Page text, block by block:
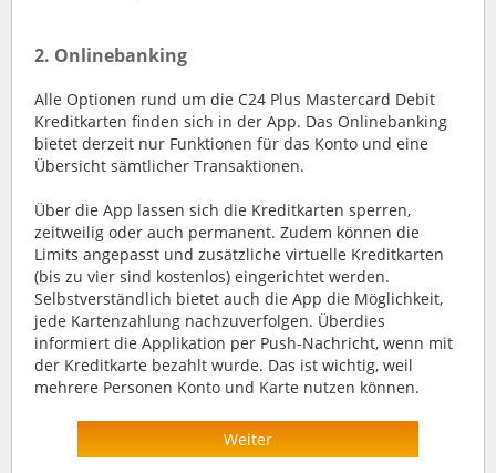
2. Onlinebanking
Alle Optionen rund um die C24 Plus Mastercard Debit
Kreditkarten finden sich in der App. Das Onlinebanking
bietet derzeit nur Funktionen für das Konto und eine
Übersicht sämtlicher Transaktionen.
Über die App lassen sich die Kreditkarten sperren,
zeitweilig oder auch permanent. Zudem können die
Limits angepasst und zusätzliche virtuelle Kreditkarten
(bis zu vier sind kostenlos) eingerichtet werden.
Selbstverständlich bietet auch die App die Möglichkeit,
jede Kartenzahlung nachzuverfolgen. Überdies
informiert die Applikation per Push-Nachricht, wenn mit
der Kreditkarte bezahlt wurde. Das ist wichtig, weil
mehrere Personen Konto und Karte nutzen können.
Weiter